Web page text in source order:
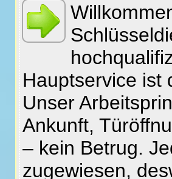
Hauptservice ist
Unser
Ankunft,
– kein Betrug.
zugewiesen,